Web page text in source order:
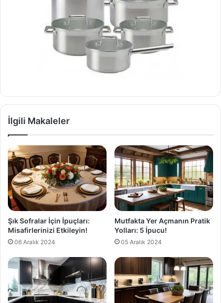
İlgili Makaleler
Şık Sofralar İçin İpuçları:
Misafirlerinizi Etkileyin!
06 Aralık 2024
Mutfakta Yer Açmanın Pratik
Yolları: 5 İpucu!
05 Aralık 2024